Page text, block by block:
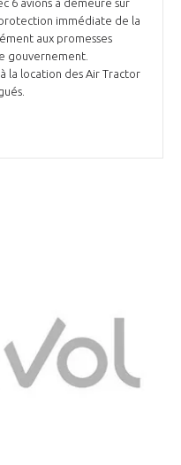
immédiate de la
aux promesses
gouvernement.
la location des Air Tractor